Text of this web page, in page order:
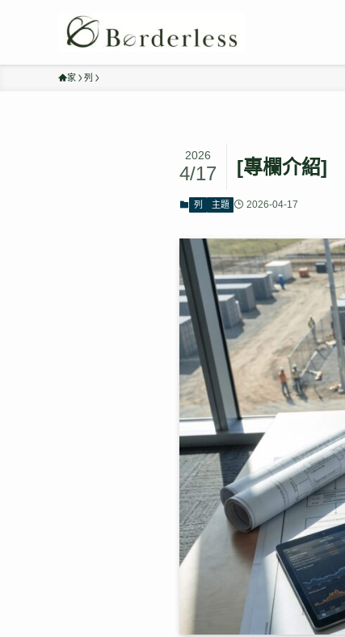
家 列
[專欄介紹]
2026
4/17
列 主題 2026-04-17